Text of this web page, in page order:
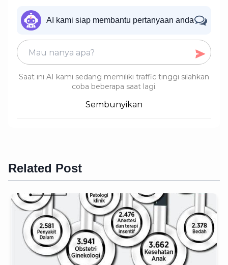
AI kami siap membantu pertanyaan anda
Saat ini AI kami sedang memiliki traffic tinggi silahkan
coba beberapa saat lagi.
Sembunyikan
Related Post